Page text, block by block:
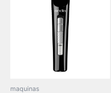
maquinas